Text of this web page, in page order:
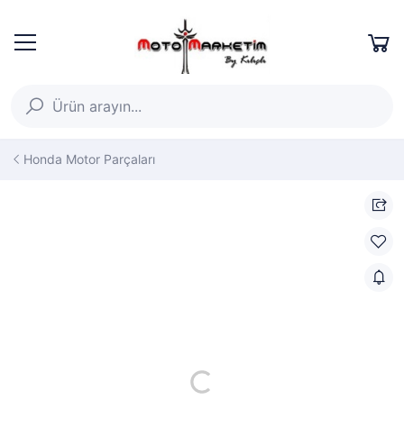
Honda Motor Parçaları